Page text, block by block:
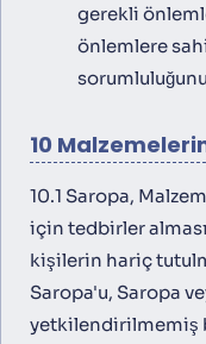
gerekli
önlemlere
10
10.1 Saropa,
için tedbirler
kişilerin hariç
Saropa'u, Saropa
yetkilendirilmemiş